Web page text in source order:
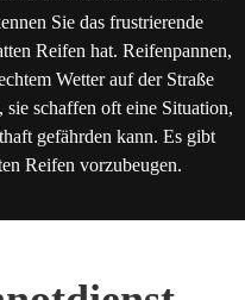
Sie das frustrierende
Reifen hat. Reifenpannen,
Wetter auf der Straße
sie schaffen oft eine Situation,
gefährden kann. Es gibt
Reifen vorzubeugen.